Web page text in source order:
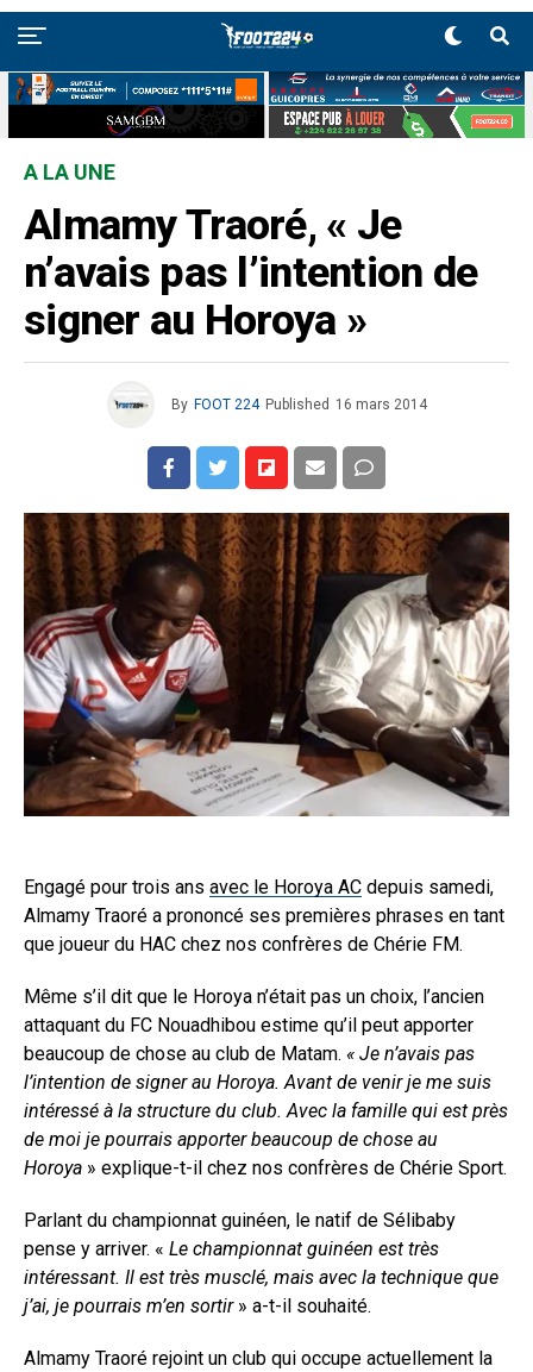
A LA UNE
Almamy Traoré, « Je
n’avais pas l’intention de
signer au Horoya »
By FOOT 224 Published 16 mars 2014
Engagé pour trois ans avec le Horoya AC depuis samedi,
Almamy Traoré a prononcé ses premières phrases en tant
que joueur du HAC chez nos confrères de Chérie FM.
Même s’il dit que le Horoya n’était pas un choix, l’ancien
attaquant du FC Nouadhibou estime qu’il peut apporter
beaucoup de chose au club de Matam. « Je n’avais pas
l’intention de signer au Horoya. Avant de venir je me suis
intéressé à la structure du club. Avec la famille qui est près
de moi je pourrais apporter beaucoup de chose au
Horoya » explique-t-il chez nos confrères de Chérie Sport.
Parlant du championnat guinéen, le natif de Sélibaby
pense y arriver. « Le championnat guinéen est très
intéressant. Il est très musclé, mais avec la technique que
j’ai, je pourrais m’en sortir» a-t-il souhaité.
Almamy Traoré rejoint un club qui occupe actuellement la